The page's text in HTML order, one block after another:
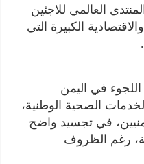
العالمي للاجئين
والاقتصادية الكبيرة التي
في اليمن
الصحية الوطنية،
في تجسيد واضح
رغم الظروف